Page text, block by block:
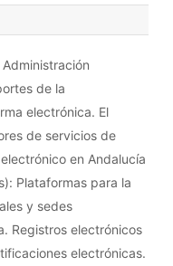
Administración
de la
electrónica. El
de servicios de
en Andalucía
Plataformas para la
y sedes
Registros electrónicos
electrónicas.